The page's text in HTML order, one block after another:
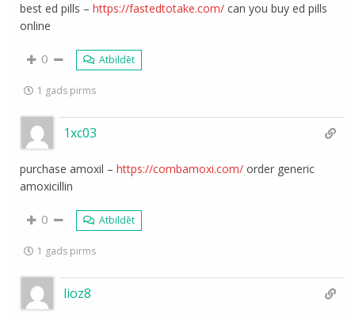
best ed pills –https://fastedtotake.com/ can you buy ed pills
online
0 Atbildēt
1 gads pirms
1xc03
purchase amoxil –https://combamoxi.com/ order generic
amoxicillin
0 Atbildēt
1 gads pirms
lioz8